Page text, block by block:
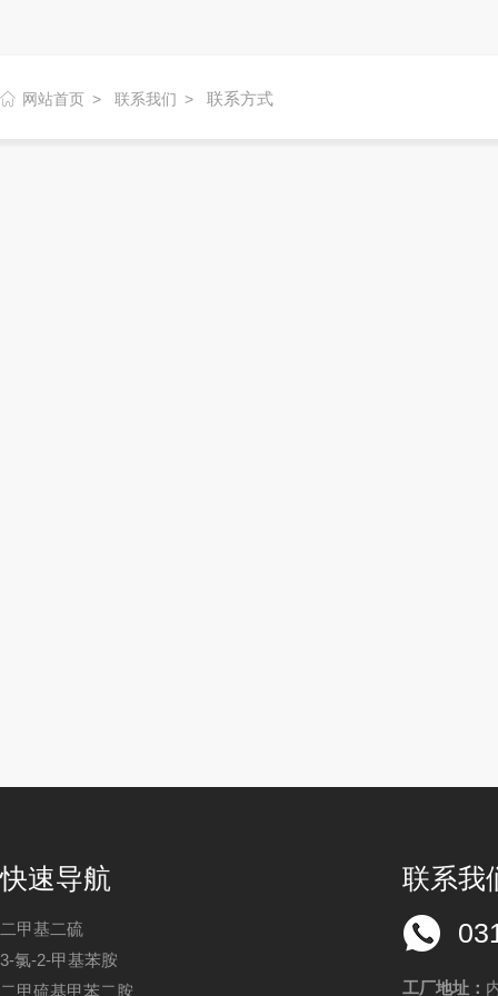
网站首页 联系我们 联系方式
快速导航
二甲基二硫
3-氯-2-甲基苯胺
二甲硫基甲苯二胺
联系我
工厂地址：